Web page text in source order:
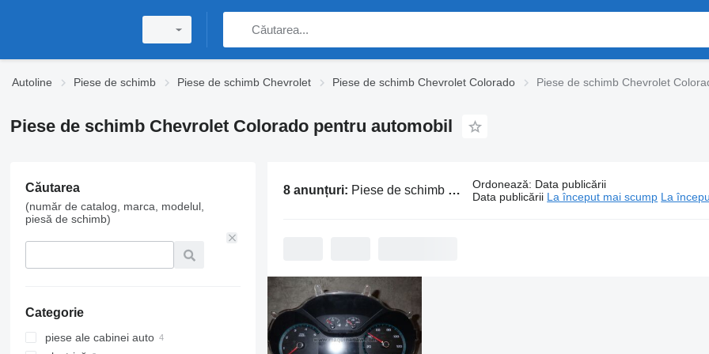
Autoline Piese de schimb Piese de schimb Chevrolet Piese de schimb Chevrolet Colorado Piese de schimb Chevrolet
Piese de schimb Chevrolet Colorado pentru automobil
Căutarea
(număr de catalog, marca, modelul,
piesă de schimb)
Categorie
piese ale cabinei auto
8 anunțuri: Piese de schimb Chevrolet Colorado pentru automobil Ordonează: Data publicării
Data publicării La început mai scump La